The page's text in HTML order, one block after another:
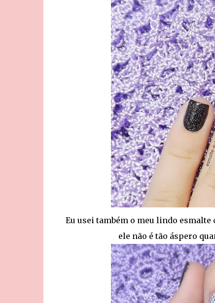
Eu usei também o meu lindo esmalte
ele não é tão áspero